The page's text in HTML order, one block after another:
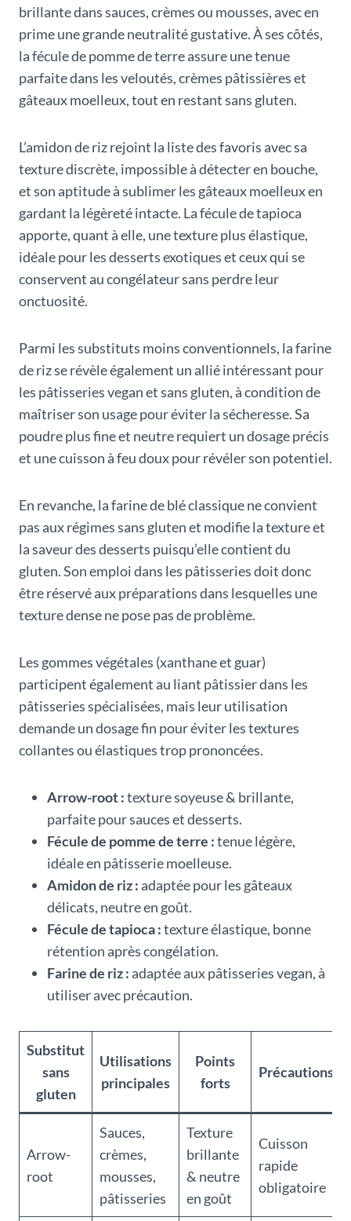
brillante dans sauces, crèmes ou mousses, avec en
prime une grande neutralité gustative. À ses côtés,
la fécule de pomme de terre assure une tenue
parfaite dans les veloutés, crèmes pâtissières et
gâteaux moelleux, tout en restant sans gluten.
L’amidon de riz rejoint la liste des favoris avec sa
texture discrète, impossible à détecter en bouche,
et son aptitude à sublimer les gâteaux moelleux en
gardant la légèreté intacte. La fécule de tapioca
apporte, quant à elle, une texture plus élastique,
idéale pour les desserts exotiques et ceux qui se
conservent au congélateur sans perdre leur
onctuosité.
Parmi les substituts moins conventionnels, la farine
de riz se révèle également un allié intéressant pour
les pâtisseries vegan et sans gluten, à condition de
maîtriser son usage pour éviter la sécheresse. Sa
poudre plus fine et neutre requiert un dosage précis
et une cuisson à feu doux pour révéler son potentiel.
En revanche, la farine de blé classique ne convient
pas aux régimes sans gluten et modifie la texture et
la saveur des desserts puisqu’elle contient du
gluten. Son emploi dans les pâtisseries doit donc
être réservé aux préparations dans lesquelles une
texture dense ne pose pas de problème.
Les gommes végétales (xanthane et guar)
participent également au liant pâtissier dans les
pâtisseries spécialisées, mais leur utilisation
demande un dosage fin pour éviter les textures
collantes ou élastiques trop prononcées.
Arrow-root :texture soyeuse & brillante,
parfaite pour sauces et desserts.
Fécule de pomme de terre :tenue légère,
idéale en pâtisserie moelleuse.
Amidon de riz :adaptée pour les gâteaux
délicats, neutre en goût.
Fécule de tapioca :texture élastique, bonne
rétention après congélation.
Farine de riz :adaptée aux pâtisseries vegan, à
utiliser avec précaution.
Substitut
sans
gluten
Utilisations
principales
Points
forts
Précautions
Arrow-
root
Sauces,
crèmes,
mousses,
pâtisseries
Texture
brillante
& neutre
en goût
Cuisson
rapide
obligatoire